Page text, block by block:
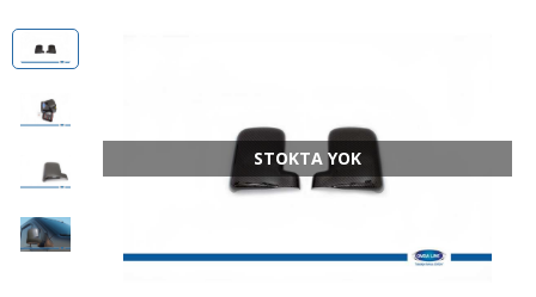
STOKTA YOK